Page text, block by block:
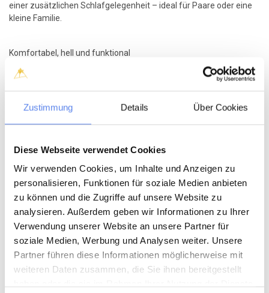
Zustimmung Details Über Cookies
Diese Webseite verwendet Cookies
Wir verwenden Cookies, um Inhalte und Anzeigen zu
personalisieren, Funktionen für soziale Medien anbieten
zu können und die Zugriffe auf unsere Website zu
analysieren. Außerdem geben wir Informationen zu Ihrer
Verwendung unserer Website an unsere Partner für
soziale Medien, Werbung und Analysen weiter. Unsere
Partner führen diese Informationen möglicherweise mit
weiteren Daten zusammen, die Sie ihnen bereitgestellt
einer zusätzlichen Schlafgelegenheit – ideal für Paare oder eine
kleine Familie.
Komfortabel, hell und funktional
Im Inneren verfügt das Ferienhaus über ein gemütliches
Schlafzimmer mit Doppelbett, eine gut ausgestattete Küche
sowie ein schönes Badezimmer mit Dusche und
Fußbodenheizung.
Der Wohnbereich bildet den natürlichen Mittelpunkt des Hauses –
Im Außenbereich erwartet euch eine große Terrasse, ideal zum
Sonnenbaden, Entspannen und für Mahlzeiten unter freiem
Himmel, während die frische Meeresluft und die Ruhe der Natur
den Rahmen für einen erholsamen Urlaub bilden.
Erlebnisse in der Umgebung
Nur etwa 1.000 Meter vom Haus entfernt liegt die Husby
Klitplantage mit gut ausgeschilderten Wanderwegen,
Aussichtspunkten, einem Waldspielplatz und einem gemütlichen
Badesee.